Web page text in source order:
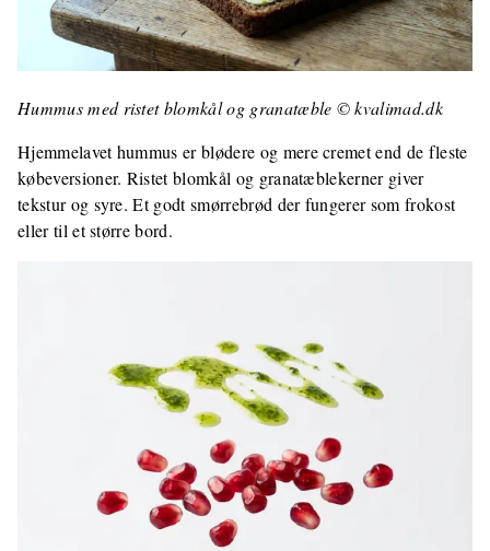
Hummus med ristet blomkål og granatæble © kvalimad.dk
Hjemmelavet hummus er blødere og mere cremet end de fleste
købeversioner. Ristet blomkål og granatæblekerner giver
tekstur og syre. Et godt smørrebrød der fungerer som frokost
eller til et større bord.